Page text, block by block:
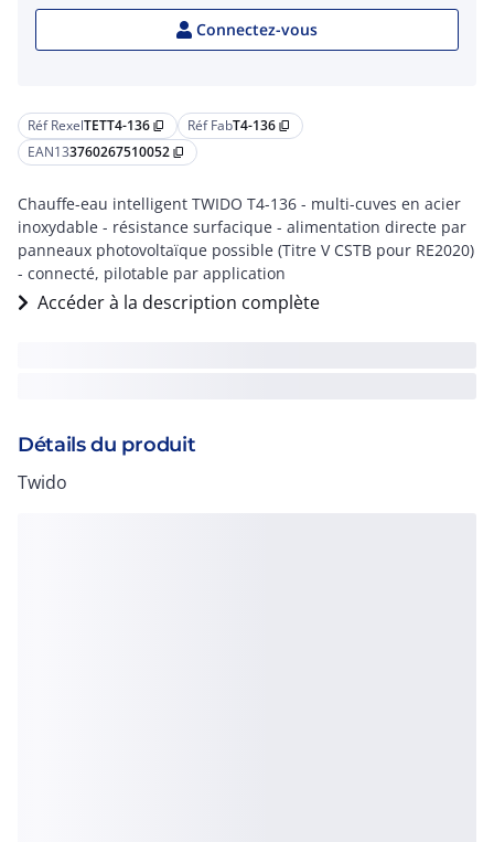
Réf RexelTETT4-136 content_copy Réf FabT4-136 content_copy
EAN133760267510052 content_copy
Chauffe-eau intelligent TWIDO T4-136 - multi-cuves en acier
inoxydable - résistance surfacique - alimentation directe par
panneaux photovoltaïque possible (Titre V CSTB pour RE2020)
- connecté, pilotable par application
Accéder à la description complète
Détails du produit
Twido
Connectez-vous